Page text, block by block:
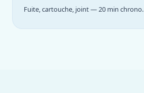
Fuite, cartouche, joint — 20 min chrono.